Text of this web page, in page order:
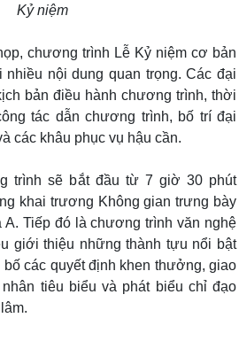
Kỷ niệm
chương trình Lễ Kỷ niệm cơ bản
nội dung quan trọng. Các đại
bản điều hành chương trình, thời
tác dẫn chương trình, bố trí đại
các khâu phục vụ hậu cần.
trình sẽ bắt đầu từ 7 giờ 30 phút
khai trương Không gian trưng bày
A. Tiếp đó là chương trình văn nghệ
giới thiệu những thành tựu nổi bật
các quyết định khen thưởng, giao
tiêu biểu và phát biểu chỉ đạo